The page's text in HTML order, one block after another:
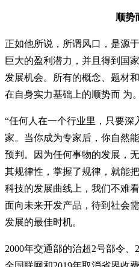
顺势
正如他所说，所谓风口，是源
巨大的盈利潜力，并且得到国
发展机会。所有的概念、题材
在自身实力基础上的顺势而 为。
“任何人在一个行业里，只要
家。当你成为专家后，你自然
预判。因为任何事物的发展，
其规律性，掌握了规律，就能
科技的发展曲线上，我们不难
面向未来开发产品，待到社会
发展的最佳时机。
2000年交通部的治超2号部令、